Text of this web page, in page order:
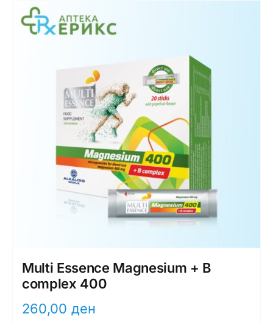
Multi Essence Magnesium + B
complex 400
260,00 ден